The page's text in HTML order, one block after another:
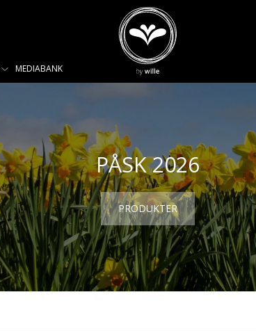
MEDIABANK
PÅSK 2026
PRODUKTER